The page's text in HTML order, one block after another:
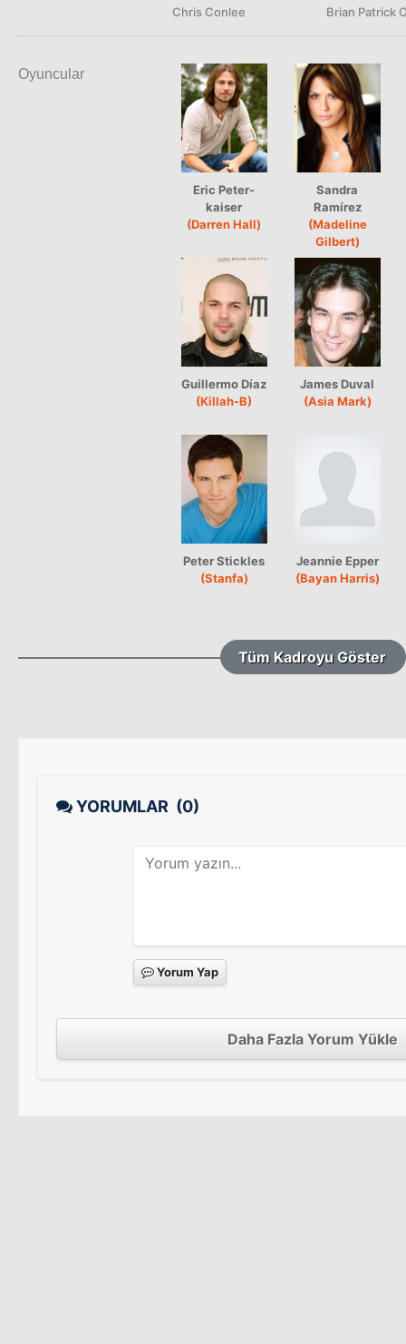
Chris Conlee Brian Patrick
Oyuncular
Eric Peter-
kaiser
(Darren Hall)
Sandra
Ramírez
(Madeline
Gilbert)
Guillermo Díaz
(Killah-B)
James Duval
(Asia Mark)
Peter Stickles
(Stanfa)
Jeannie Epper
(Bayan Harris)
Tüm Kadroyu Göster
YORUMLAR (0)
Yorum Yap
Daha Fazla Yorum Yükle